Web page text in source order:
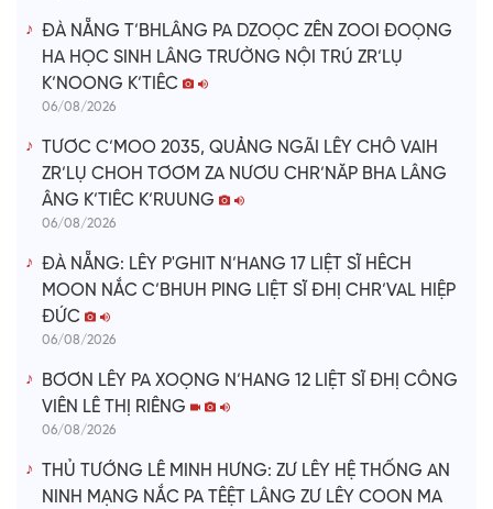
ĐÀ NẴNG T’BHLÂNG PA DZOỌC ZÊN ZOOI ĐOỌNG
HA HỌC SINH LÂNG TRƯỜNG NỘI TRÚ ZR’LỤ
K’NOONG K’TIÊC
06/08/2026
TƯƠC C’MOO 2035, QUẢNG NGÃI LÊY CHÔ VAIH
ZR’LỤ CHOH TƠƠM ZA NƯƠU CHR’NĂP BHA LÂNG
ÂNG K’TIÊC K’RUUNG
06/08/2026
ĐÀ NẴNG: LÊY P'GHIT N’HANG 17 LIỆT SĨ HÊCH
MOON NẮC C’BHUH PING LIỆT SĨ ĐHỊ CHR’VAL HIỆP
ĐỨC
06/08/2026
BƠƠN LÊY PA XOỌNG N’HANG 12 LIỆT SĨ ĐHỊ CÔNG
VIÊN LÊ THỊ RIÊNG
06/08/2026
THỦ TƯỚNG LÊ MINH HƯNG: ZƯ LÊY HỆ THỐNG AN
NINH MẠNG NẮC PA TÊỆT LÂNG ZƯ LÊY COON MA